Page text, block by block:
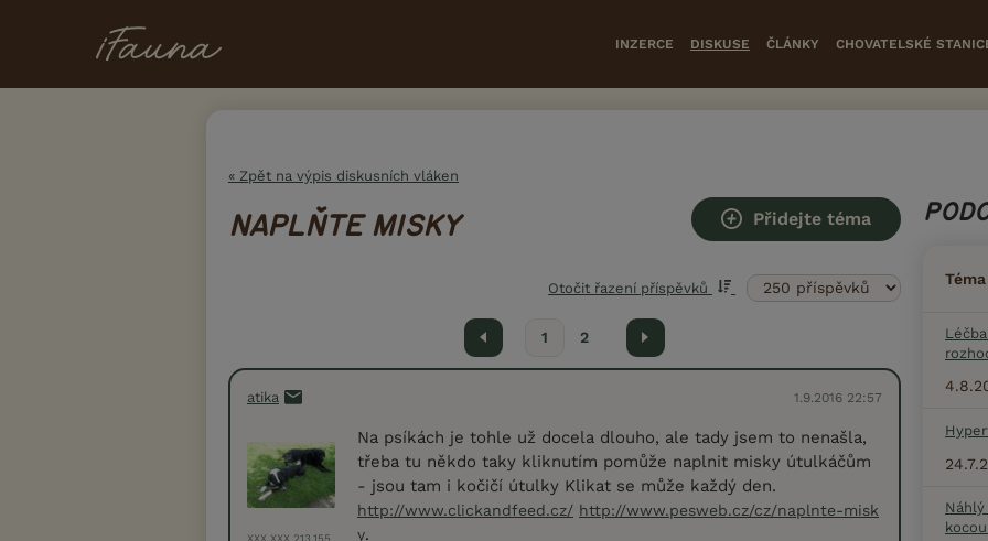
INZERCE DISKUSE ČLÁNKY CHOVATELSKÉ
« Zpět na výpis diskusních vláken
NAPLŇTE MISKY Přidejte téma
Otočit řazení příspěvků
Předchozí 1 2 Další
atika 1.9.2016 22:57
XXX.XXX.213.155
Na psíkách je tohle už docela dlouho, ale tady jsem to nenašla,
třeba tu někdo taky kliknutím pomůže naplnit misky útulkáčům
- jsou tam i kočičí útulky Klikat se může každý den.
http://www.clickandfeed.cz/ http://www.pesweb.cz/cz/naplnte-misk
y.
Téma